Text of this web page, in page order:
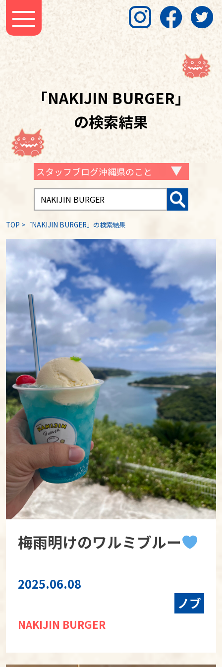
「NAKIJIN BURGER」
の検索結果
スタッフブログ沖縄県のこと
TOP >「NAKIJIN BURGER」の検索結果
梅雨明けのワルミブルー
2025.06.08
ノブ
NAKIJIN BURGER